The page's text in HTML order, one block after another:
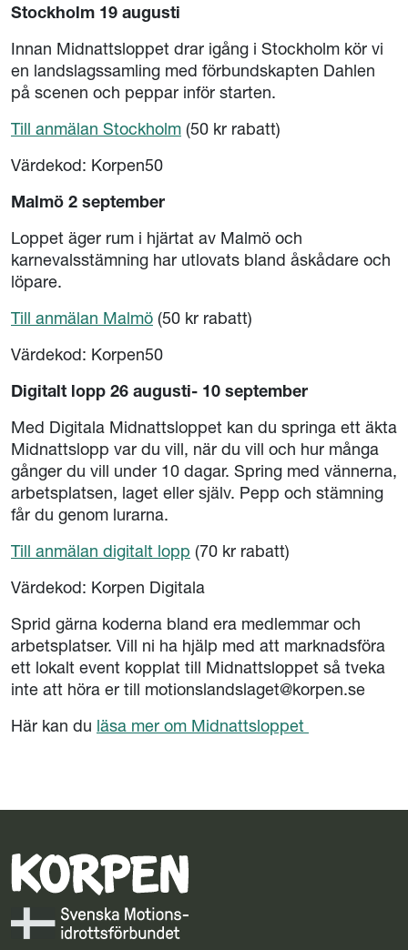
Stockholm 19 augusti
Innan Midnattsloppet drar igång i Stockholm kör vi
en landslagssamling med förbundskapten Dahlen
på scenen och peppar inför starten.
Till anmälan Stockholm (50 kr rabatt)
Värdekod: Korpen50
Malmö 2 september
Loppet äger rum i hjärtat av Malmö och
karnevalsstämning har utlovats bland åskådare och
löpare.
Till anmälan Malmö (50 kr rabatt)
Värdekod: Korpen50
Digitalt lopp 26 augusti- 10 september
Med Digitala Midnattsloppet kan du springa ett äkta
Midnattslopp var du vill, när du vill och hur många
gånger du vill under 10 dagar. Spring med vännerna,
arbetsplatsen, laget eller själv. Pepp och stämning
får du genom lurarna.
Till anmälan digitalt lopp (70 kr rabatt)
Värdekod: Korpen Digitala
Sprid gärna koderna bland era medlemmar och
arbetsplatser. Vill ni ha hjälp med att marknadsföra
ett lokalt event kopplat till Midnattsloppet så tveka
inte att höra er till motionslandslaget@korpen.se
Här kan du läsa mer om Midnattsloppet